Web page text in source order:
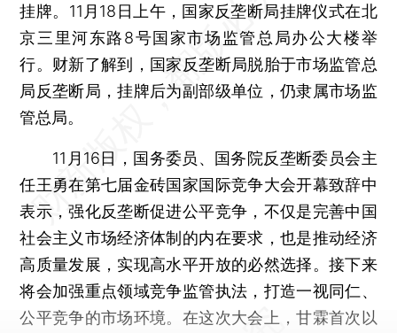
挂牌。11月18日上午，国家反垄断局挂牌仪式在北
京三里河东路8号国家市场监管总局办公大楼举
行。财新了解到，国家反垄断局脱胎于市场监管总
局反垄断局，挂牌后为副部级单位，仍隶属市场监
管总局。
11月16日，国务委员、国务院反垄断委员会主
任王勇在第七届金砖国家国际竞争大会开幕致辞中
表示，强化反垄断促进公平竞争，不仅是完善中国
社会主义市场经济体制的内在要求，也是推动经济
高质量发展，实现高水平开放的必然选择。接下来
将会加强重点领域竞争监管执法，打造一视同仁、
公平竞争的市场环境。在这次大会上，甘霖首次以